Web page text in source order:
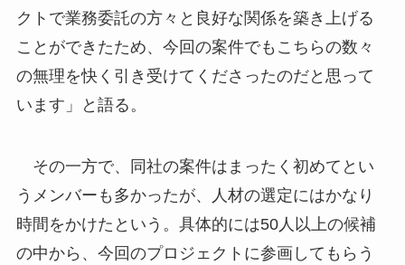
クトで業務委託の方々と良好な関係を築き上げる
ことができたため、今回の案件でもこちらの数々
の無理を快く引き受けてくださったのだと思って
います」と語る。
その一方で、同社の案件はまったく初めてとい
うメンバーも多かったが、人材の選定にはかなり
時間をかけたという。具体的には50人以上の候補
の中から、今回のプロジェクトに参画してもらう